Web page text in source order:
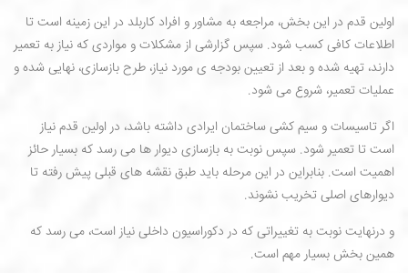
اولین قدم در این بخش، مراجعه به مشاور و افراد کاربلد در این زمینه است تا
اطلاعات کافی کسب شود. سپس گزارشی از مشکلات و مواردی که نیاز به تعمیر
دارند، تهیه شده و بعد از تعیین بودجه ی مورد نیاز، طرح بازسازی، نهایی شده و
عملیات تعمیر، شروع می شود.
اگر تاسیسات و سیم کشی ساختمان ایرادی داشته باشد، در اولین قدم نیاز
است تا تعمیر شود. سپس نوبت به بازسازی دیوار ها می رسد که بسیار حائز
اهمیت است. بنابراین در این مرحله باید طبق نقشه های قبلی پیش رفته تا
دیوارهای اصلی تخریب نشوند.
و درنهایت نوبت به تغییراتی که در دکوراسیون داخلی نیاز است، می رسد که
همین بخش بسیار مهم است.